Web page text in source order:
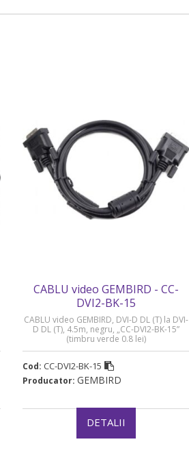
CABLU video GEMBIRD - CC-
DVI2-BK-15
CABLU video GEMBIRD, DVI-D DL (T) la DVI-
D DL (T), 4.5m, negru, „CC-DVI2-BK-15”
(timbru verde 0.8 lei)
Cod: CC-DVI2-BK-15
Producator: GEMBIRD
DETALII